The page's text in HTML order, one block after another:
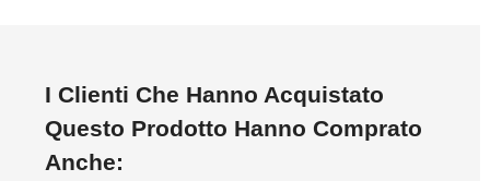
I Clienti Che Hanno Acquistato
Questo Prodotto Hanno Comprato
Anche: